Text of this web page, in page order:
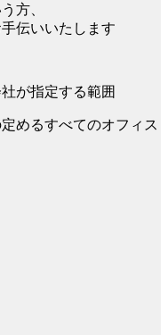
方、
伝いいたします
が指定する範囲
めるすべてのオフィス